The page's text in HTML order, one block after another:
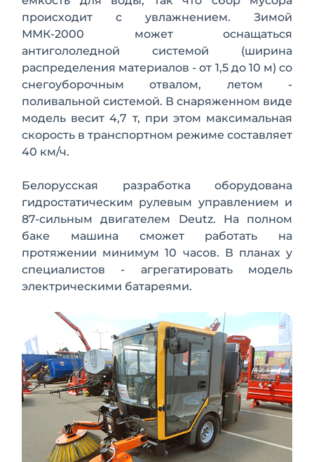
происходит с увлажнением. Зимой
ММК-2000 может оснащаться
антигололедной системой (ширина
распределения материалов - от 1,5 до 10 м) со
снегоуборочным отвалом, летом -
поливальной системой. В снаряженном виде
модель весит 4,7 т, при этом максимальная
скорость в транспортном режиме составляет
40 км/ч.
Белорусская разработка оборудована
гидростатическим рулевым управлением и
87-сильным двигателем Deutz. На полном
баке машина сможет работать на
протяжении минимум 10 часов. В планах у
специалистов - агрегатировать модель
электрическими батареями.